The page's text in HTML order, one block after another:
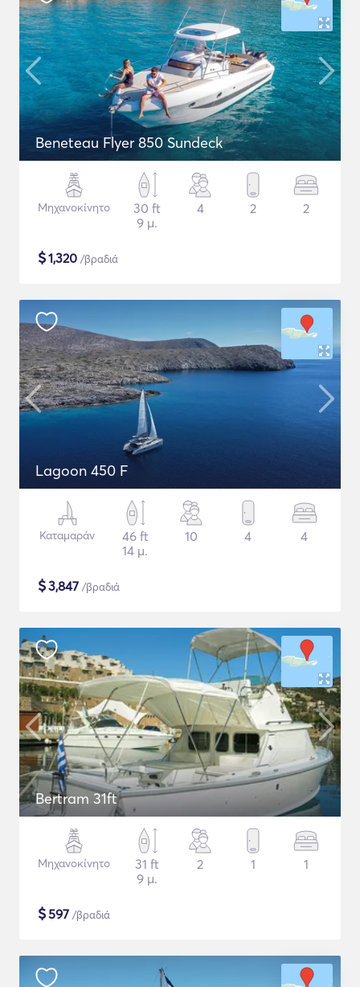
Beneteau Flyer 850 Sundeck
Μηχανοκίνητο
30 ft
9 μ.
4 2 2
$1,320 /βραδιά
Lagoon 450 F
Καταμαράν
46 ft
14 μ.
10 4 4
$3,847 /βραδιά
Bertram 31ft
Μηχανοκίνητο
31 ft
9 μ.
2 1 1
$597 /βραδιά